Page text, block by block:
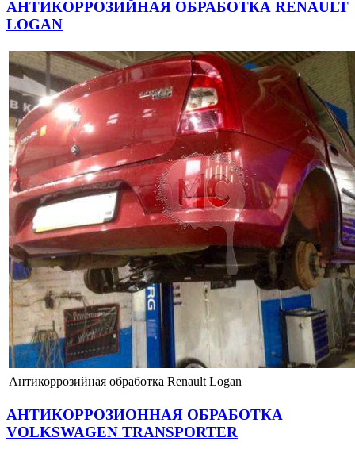
АНТИКОРРОЗИЙНАЯ ОБРАБОТКА RENAULT
LOGAN
Антикоррозийная обработка Renault Logan
АНТИКОРРОЗИОННАЯ ОБРАБОТКА
VOLKSWAGEN TRANSPORTER